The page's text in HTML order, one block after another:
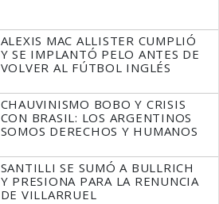
ALEXIS MAC ALLISTER CUMPLIÓ
Y SE IMPLANTÓ PELO ANTES DE
VOLVER AL FÚTBOL INGLÉS
CHAUVINISMO BOBO Y CRISIS
CON BRASIL: LOS ARGENTINOS
SOMOS DERECHOS Y HUMANOS
SANTILLI SE SUMÓ A BULLRICH
Y PRESIONA PARA LA RENUNCIA
DE VILLARRUEL